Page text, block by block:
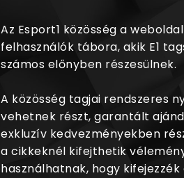
Az Esport1 közösség a
felhasználók tábora, akik E1
számos előnyben részesülnek.
A közösség tagjai rendszeres
vehetnek részt, garantált
exkluzív kedvezményekben
a cikkeknél kifejthetik
használhatnak, hogy